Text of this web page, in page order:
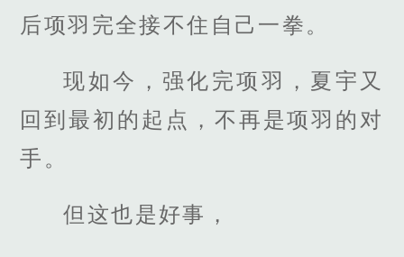
后项羽完全接不住自己一拳。
现如今，强化完项羽，夏宇又
回到最初的起点，不再是项羽的对
手。
但这也是好事，